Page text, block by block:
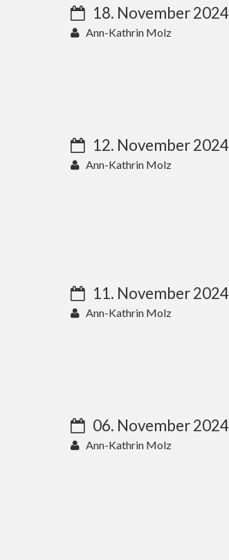
18. November 2024
Ann-Kathrin Molz
12. November 2024
Ann-Kathrin Molz
11. November 2024
Ann-Kathrin Molz
06. November 2024
Ann-Kathrin Molz